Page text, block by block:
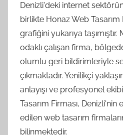
Denizli'deki internet
birlikte Honaz Web Tasarım
grafiğini yukarıya
odaklı çalışan firma,
olumlu geri bildirimleriyle
çıkmaktadır. Yenilikçi
anlayışı ve profesyonel
Tasarım Firması,
edilen web tasarım
bilinmektedir.